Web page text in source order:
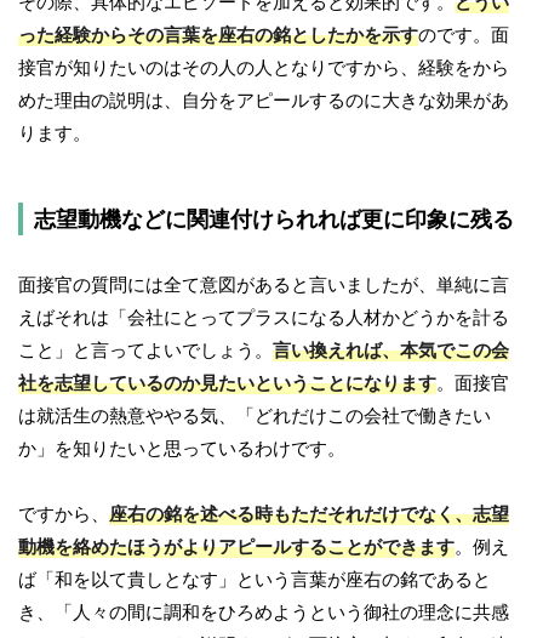
った経験からその言葉を座右の銘としたかを示すのです。面
接官が知りたいのはその人の人となりですから、経験をから
めた理由の説明は、自分をアピールするのに大きな効果があ
ります。
志望動機などに関連付けられれば更に印象に残る
面接官の質問には全て意図があると言いましたが、単純に言
えばそれは「会社にとってプラスになる人材かどうかを計る
こと」と言ってよいでしょう。 言い換えれば、本気でこの会
社を志望しているのか見たいということになります。面接官
は就活生の熱意ややる気、「どれだけこの会社で働きたい
か」を知りたいと思っているわけです。
ですから、 座右の銘を述べる時もただそれだけでなく、志望
動機を絡めたほうがよりアピールすることができます。例え
ば「和を以て貴しとなす」という言葉が座右の銘であると
き、「人々の間に調和をひろめようという御社の理念に共感